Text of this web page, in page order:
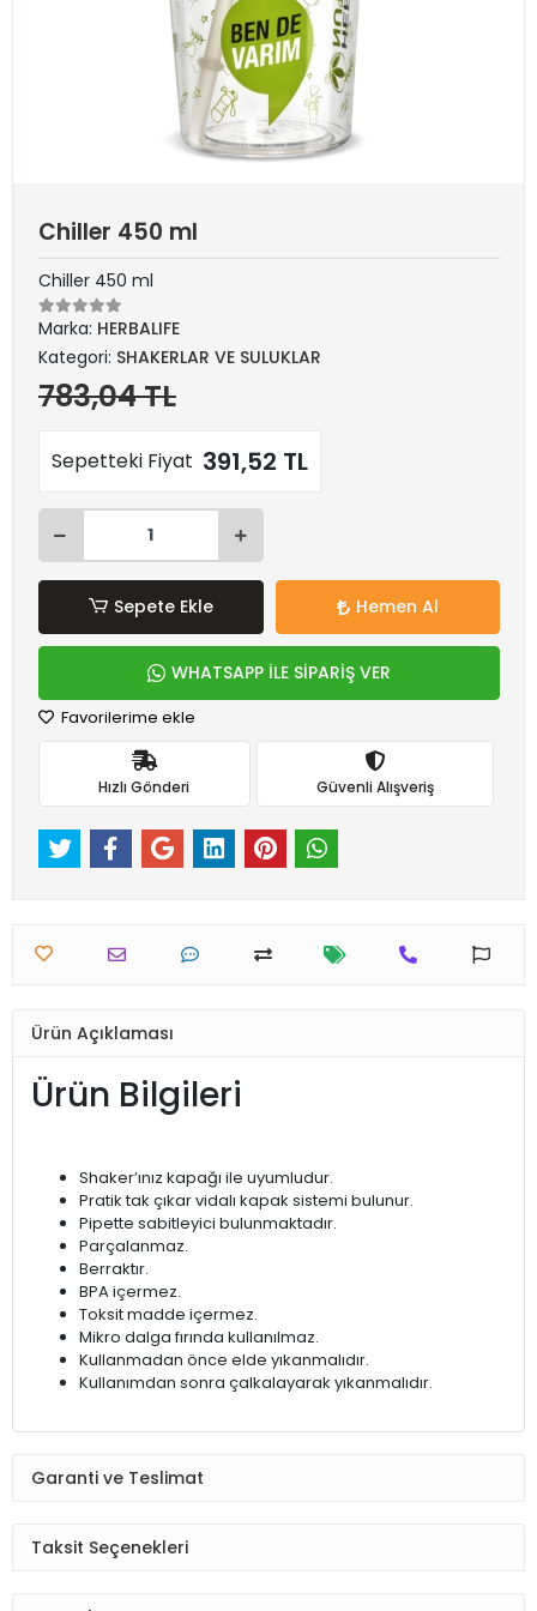
Chiller 450 ml
Chiller 450 ml
Marka: HERBALIFE
Kategori: SHAKERLAR VE SULUKLAR
783,04 TL
Sepetteki Fiyat 391,52 TL
Sepete Ekle Hemen Al
WHATSAPP İLE SİPARİŞ VER
Favorilerime ekle
Hızlı Gönderi Güvenli Alışveriş
Ürün Açıklaması
Ürün Bilgileri
Shaker’ınız kapağı ile uyumludur.
Pratik tak çıkar vidalı kapak sistemi bulunur.
Pipette sabitleyici bulunmaktadır.
Parçalanmaz.
Berraktır.
BPA içermez.
Toksit madde içermez.
Mikro dalga fırında kullanılmaz.
Kullanmadan önce elde yıkanmalıdır.
Kullanımdan sonra çalkalayarak yıkanmalıdır.
Garanti ve Teslimat
Taksit Seçenekleri